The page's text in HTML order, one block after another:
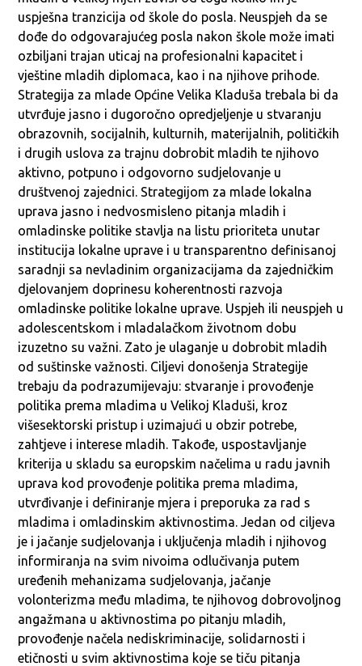
uspješna tranzicija od škole do posla. Neuspjeh da se
dođe do odgovarajućeg posla nakon škole može imati
ozbiljani trajan uticaj na profesionalni kapacitet i
vještine mladih diplomaca, kao i na njihove prihode.
Strategija za mlade Općine Velika Kladuša trebala bi da
utvrđuje jasno i dugoročno opredjeljenje u stvaranju
obrazovnih, socijalnih, kulturnih, materijalnih, političkih
i drugih uslova za trajnu dobrobit mladih te njihovo
aktivno, potpuno i odgovorno sudjelovanje u
društvenoj zajednici. Strategijom za mlade lokalna
uprava jasno i nedvosmisleno pitanja mladih i
omladinske politike stavlja na listu prioriteta unutar
institucija lokalne uprave i u transparentno definisanoj
saradnji sa nevladinim organizacijama da zajedničkim
djelovanjem doprinesu koherentnosti razvoja
omladinske politike lokalne uprave. Uspjeh ili neuspjeh u
adolescentskom i mladalačkom životnom dobu
izuzetno su važni. Zato je ulaganje u dobrobit mladih
od suštinske važnosti. Ciljevi donošenja Strategije
trebaju da podrazumijevaju: stvaranje i provođenje
politika prema mladima u Velikoj Kladuši, kroz
višesektorski pristup i uzimajući u obzir potrebe,
zahtjeve i interese mladih. Takođe, uspostavljanje
kriterija u skladu sa europskim načelima u radu javnih
uprava kod provođenje politika prema mladima,
utvrđivanje i definiranje mjera i preporuka za rad s
mladima i omladinskim aktivnostima. Jedan od ciljeva
je i jačanje sudjelovanja i uključenja mladih i njihovog
informiranja na svim nivoima odlučivanja putem
uređenih mehanizama sudjelovanja, jačanje
volonterizma među mladima, te njihovog dobrovoljnog
angažmana u aktivnostima po pitanju mladih,
provođenje načela nediskriminacije, solidarnosti i
etičnosti u svim aktivnostima koje se tiču pitanja